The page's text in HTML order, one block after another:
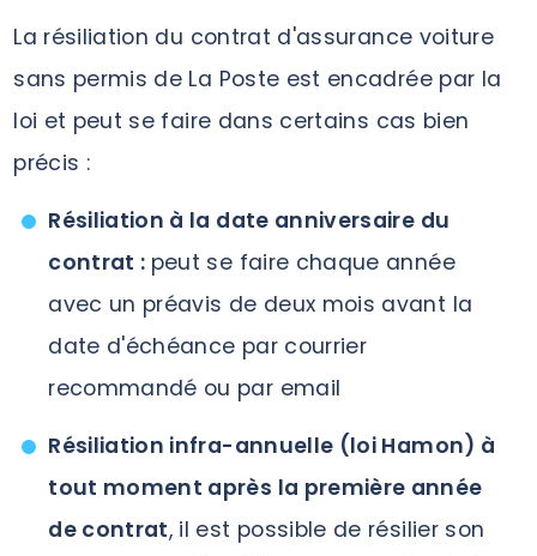
La résiliation du contrat d'assurance voiture
sans permis de La Poste est encadrée par la
loi et peut se faire dans certains cas bien
précis :
Résiliation à la date anniversaire du
contrat : peut se faire chaque année
avec un préavis de deux mois avant la
date d'échéance par courrier
recommandé ou par email
Résiliation infra-annuelle (loi Hamon) à
tout moment après la première année
de contrat, il est possible de résilier son